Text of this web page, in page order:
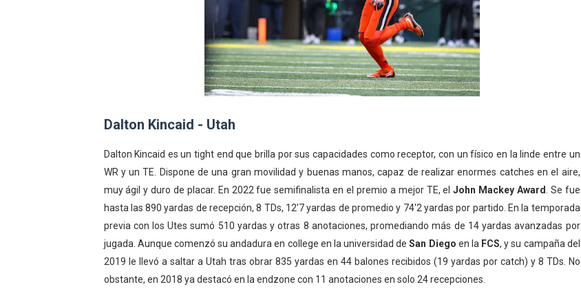
Dalton Kincaid - Utah
Dalton Kincaid es un tight end que brilla por sus capacidades como receptor, con un físico en la linde entre un
WR y un TE. Dispone de una gran movilidad y buenas manos, capaz de realizar enormes catches en el aire,
muy ágil y duro de placar. En 2022 fue semifinalista en el premio a mejor TE, elJohn Mackey Award
. Se fue
hasta las 890 yardas de recepción, 8 TDs, 12'7 yardas de promedio y 74'2 yardas por partido. En la temporada
previa con los Utes sumó 510 yardas y otras 8 anotaciones, promediando más de 14 yardas avanzadas por
jugada. Aunque comenzó su andadura en college en la universidad deSan Diego en la FCS, y su campaña del
2019 le llevó a saltar a Utah tras obrar 835 yardas en 44 balones recibidos (19 yardas por catch) y 8 TDs. No
obstante, en 2018 ya destacó en la endzone con 11 anotaciones en solo 24 recepciones.